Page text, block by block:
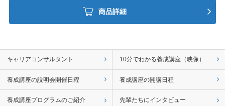
商品詳細
キャリアコンサルタント 10分でわかる養成講座（映像）
養成講座の説明会開催日程 養成講座の開講日程
養成講座プログラムのご紹介 先輩たちにインタビュー